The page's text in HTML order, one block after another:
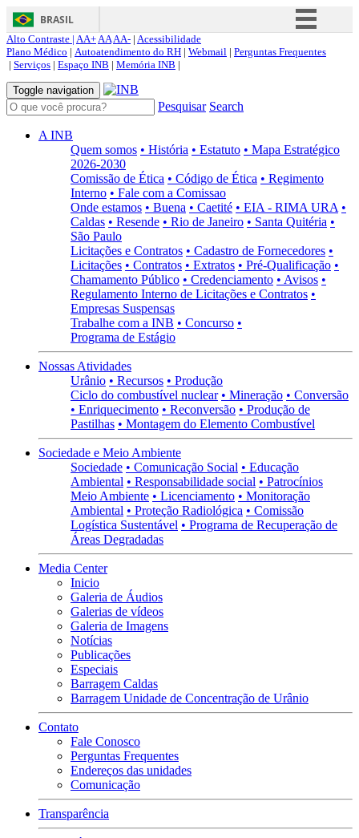
BRASIL
Simplifique!
Legislação
Canais
Alto Contraste | AA+AAAA- | Acessibilidade
Plano Médico | Autoatendimento do RH | Webmail | Perguntas Frequentes
| Serviços | Espaço INB | Memória INB |
Toggle navigation
Pesquisar Search
A INB
Quem somos • História • Estatuto • Mapa Estratégico
2026-2030
Comissão de Ética • Código de Ética • Regimento
Interno • Fale com a Comissao
Onde estamos • Buena • Caetité • EIA - RIMA URA •
Caldas • Resende • Rio de Janeiro • Santa Quitéria •
São Paulo
Licitações e Contratos • Cadastro de Fornecedores •
Licitações • Contratos • Extratos • Pré-Qualificação •
Chamamento Público • Credenciamento • Avisos •
Regulamento Interno de Licitações e Contratos •
Empresas Suspensas
Trabalhe com a INB • Concurso •
Programa de Estágio
Nossas Atividades
Urânio • Recursos • Produção
Ciclo do combustível nuclear • Mineração • Conversão
• Enriquecimento • Reconversão • Produção de
Pastilhas • Montagem do Elemento Combustível
Sociedade e Meio Ambiente
Sociedade • Comunicação Social • Educação
Ambiental • Responsabilidade social • Patrocínios
Meio Ambiente • Licenciamento • Monitoração
Ambiental • Proteção Radiológica • Comissão
Logística Sustentável • Programa de Recuperação de
Áreas Degradadas
Media Center
Inicio
Galeria de Áudios
Galerias de vídeos
Galeria de Imagens
Notícias
Publicações
Especiais
Barragem Caldas
Barragem Unidade de Concentração de Urânio
Contato
Fale Conosco
Perguntas Frequentes
Endereços das unidades
Comunicação
Transparência